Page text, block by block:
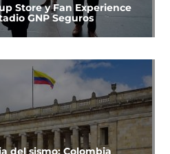
Store y Fan Experience
GNP Seguros
del sismo: Colombia